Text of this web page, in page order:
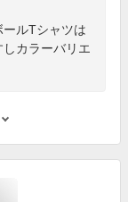
ルTシャツは
カラーバリエ